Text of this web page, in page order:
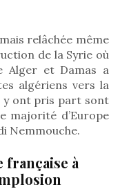
relâchée même
de la Syrie où
Alger et Damas a
algériens vers la
y ont pris part sont
majorité d’Europe
Nemmouche.
à